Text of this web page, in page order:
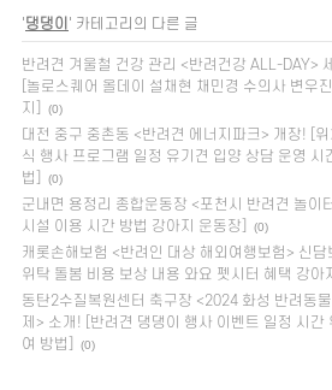
'댕댕이 ' 카테고리의 다른 글
반려견 겨울철 건강 관리 <반려건강 ALL-DAY>
[놀로스퀘어 올데이 설채현 채민경 수의사 변우
지]
(0)
대전 중구 중촌동 <반려견 에너지파크> 개장! [
식 행사 프로그램 일정 유기견 입양 상담 운영 시
법]
(0)
군내면 용정리 종합운동장 <포천시 반려견 놀이
시설 이용 시간 방법 강아지 운동장]
(0)
캐롯손해보험 <반려인 대상 해외여행보험> 신담
위탁 돌봄 비용 보상 내용 와요 펫시터 혜택 강아
동탄2수질복원센터 축구장 <2024 화성 반려동
제> 소개! [반려견 댕댕이 행사 이벤트 일정 시간
여 방법]
(0)